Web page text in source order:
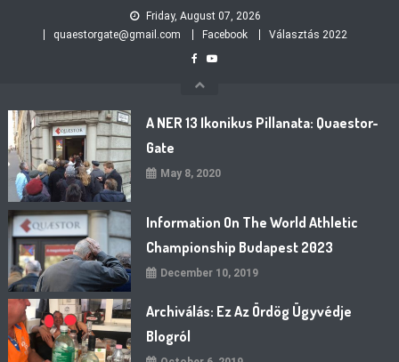
Friday, August 07, 2026
quaestorgate@gmail.com
Facebook Választás 2022
A NER 13 Ikonikus Pillanata: Quaestor-
Gate
May 8, 2020
Information On The World Athletic
Championship Budapest 2023
December 10, 2019
Archiválás: Ez Az Ördög Ügyvédje
Blogról